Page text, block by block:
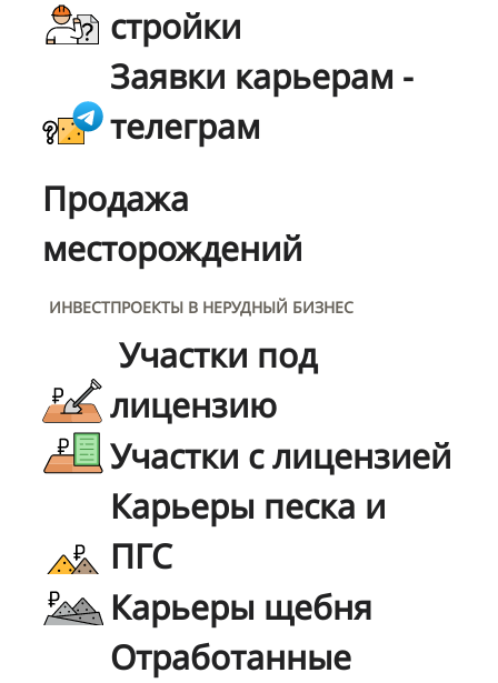
стройки
Заявки карьерам -
телеграм
Продажа
месторождений
ИНВЕСТПРОЕКТЫ В НЕРУДНЫЙ БИЗНЕС
Участки под
лицензию
Участки с лицензией
Карьеры песка и
ПГС
Карьеры щебня
Отработанные